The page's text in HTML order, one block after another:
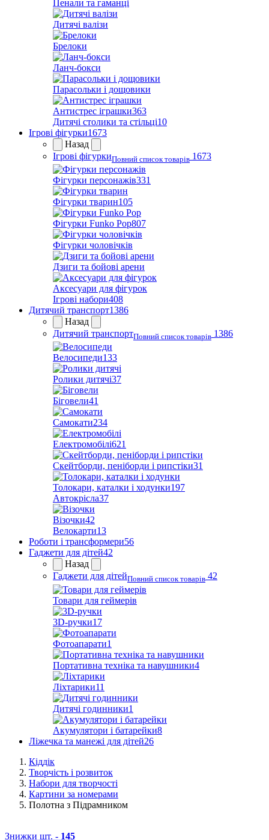
Пенали та гаманці
Дитячі валізи
Брелоки
Ланч-бокси
Парасольки і дощовики
Антистрес іграшки363
Дитячі столики та стільці10
Ігрові фігурки1673
Назад
Ігрові фігуркиПовний список товарів 1673
Фігурки персонажів331
Фігурки тварин105
Фігурки Funko Pop807
Фігурки чоловічків
Дзиги та бойові арени
Аксесуари для фігурок
Ігрові набори408
Дитячий транспорт1386
Назад
Дитячий транспортПовний список товарів 1386
Велосипеди133
Ролики дитячі37
Біговели41
Самокати234
Електромобілі621
Скейтборди, пеніборди і рипстіки31
Толокари, каталки і ходунки197
Автокрісла37
Візочки42
Велокарти13
Роботи і трансформери56
Гаджети для дітей42
Назад
Гаджети для дітейПовний список товарів 42
Товари для геймерів
3D-ручки17
Фотоапарати1
Портативна техніка та навушники4
Ліхтарики11
Дитячі годинники1
Акумулятори і батарейки8
Ліжечка та манежі для дітей26
Кіддік
Творчість і розвиток
Набори для творчості
Картини за номерами
Полотна з Підрамником
Знижки шт. - 145